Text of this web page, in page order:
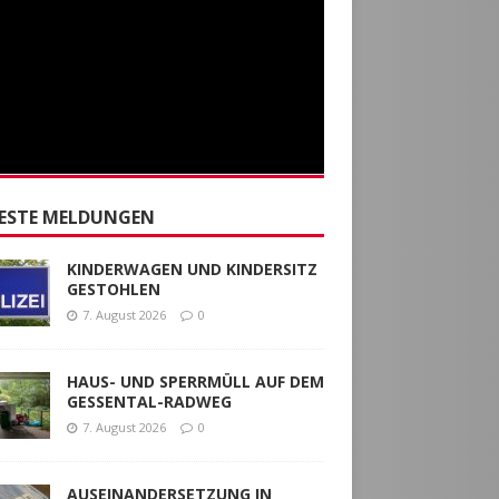
MELDUNGEN
KINDERWAGEN UND KINDERSITZ
GESTOHLEN
7. August 2026 0
HAUS- UND SPERRMÜLL AUF DEM
GESSENTAL-RADWEG
7. August 2026 0
AUSEINANDERSETZUNG IN